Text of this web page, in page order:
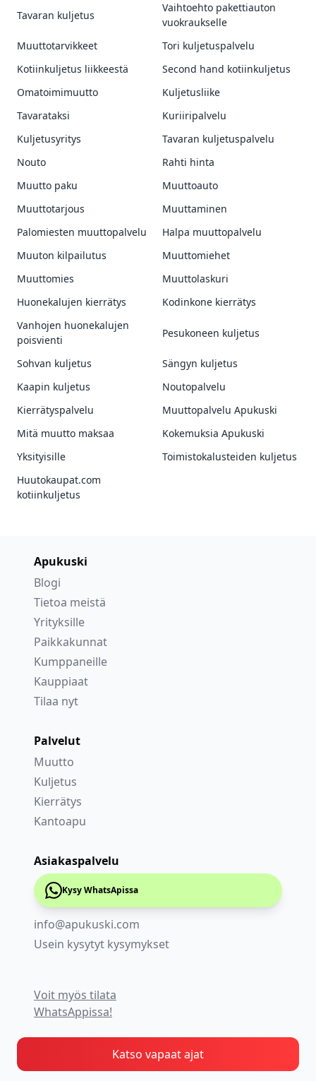
Tavaran kuljetus
Vaihtoehto pakettiauton
vuokraukselle
Muuttotarvikkeet
Tori kuljetuspalvelu
Kotiinkuljetus liikkeestä
Second hand kotiinkuljetus
Omatoimimuutto
Kuljetusliike
Tavarataksi
Kuriiripalvelu
Kuljetusyritys
Tavaran kuljetuspalvelu
Nouto
Rahti hinta
Muutto paku
Muuttoauto
Muuttotarjous
Muuttaminen
Palomiesten muuttopalvelu
Halpa muuttopalvelu
Muuton kilpailutus
Muuttomiehet
Muuttomies
Muuttolaskuri
Huonekalujen kierrätys
Kodinkone kierrätys
Vanhojen huonekalujen
poisvienti
Pesukoneen kuljetus
Sohvan kuljetus
Sängyn kuljetus
Kaapin kuljetus
Noutopalvelu
Kierrätyspalvelu
Muuttopalvelu Apukuski
Mitä muutto maksaa
Kokemuksia Apukuski
Yksityisille
Toimistokalusteiden kuljetus
Huutokaupat.com
kotiinkuljetus
Apukuski
Blogi
Tietoa meistä
Yrityksille
Paikkakunnat
Kumppaneille
Kauppiaat
Tilaa nyt
Palvelut
Muutto
Kuljetus
Kierrätys
Kantoapu
Asiakaspalvelu
Kysy WhatsApissa
info@apukuski.com
Usein kysytyt kysymykset
Voit myös tilata
WhatsAppissa!
Katso vapaat ajat